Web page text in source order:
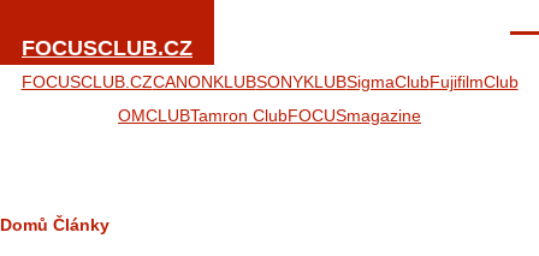
FOCUSCLUB.CZ
FOCUSCLUB.CZCANONKLUBSONYKLUBSigmaClubFujifilmClub
OMCLUBTamron ClubFOCUSmagazine
Drobečková
Domů Články